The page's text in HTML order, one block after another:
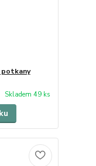
potkany
Skladem 49 ks